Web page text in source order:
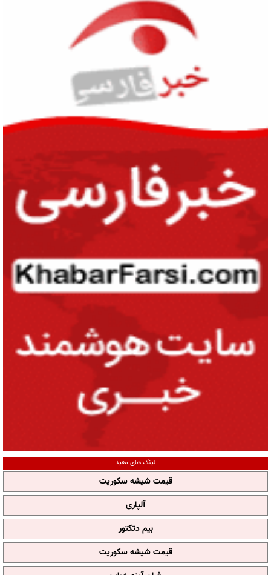
لینک های مفید
قیمت شیشه سکوریت
آلپاری
بیم دتکتور
قیمت شیشه سکوریت